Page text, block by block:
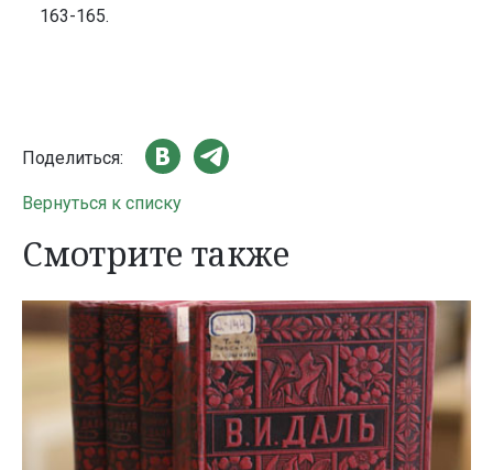
163-165.
Поделиться:
Вернуться к списку
Смотрите также